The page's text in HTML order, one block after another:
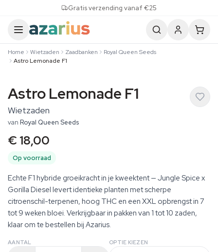
Gratis verzending vanaf €25
Home Wietzaden Zaadbanken
Royal Queen Seeds
Astro Lemonade F1
Astro Lemonade F1
Wietzaden
van Royal Queen Seeds
€ 18,00
Op voorraad
Echte F1 hybride groeikracht in je kweektent — Jungle Spice x
Gorilla Diesel levert identieke planten met scherpe
citroenschil-terpenen, hoog THC en een XXL opbrengst in 7
tot 9 weken bloei. Verkrijgbaar in pakken van 1 tot 10 zaden,
klaar om te bestellen bij Azarius.
AANTAL OPTIE KIEZEN